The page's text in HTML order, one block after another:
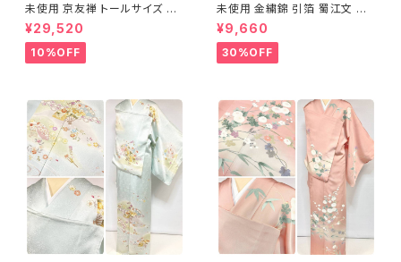
未使用 京友禅 トールサイズ 染
め分け 金彩 訪問着 袷 正絹 ピ
ンク 黄緑 紫 黄色 1438
¥29,520
10%OFF
未使用 金繍錦 引箔 蜀江文 唐
織 華紋 袋帯 正絹 金糸 ゴール
ド 赤 紫 710
¥9,660
30%OFF